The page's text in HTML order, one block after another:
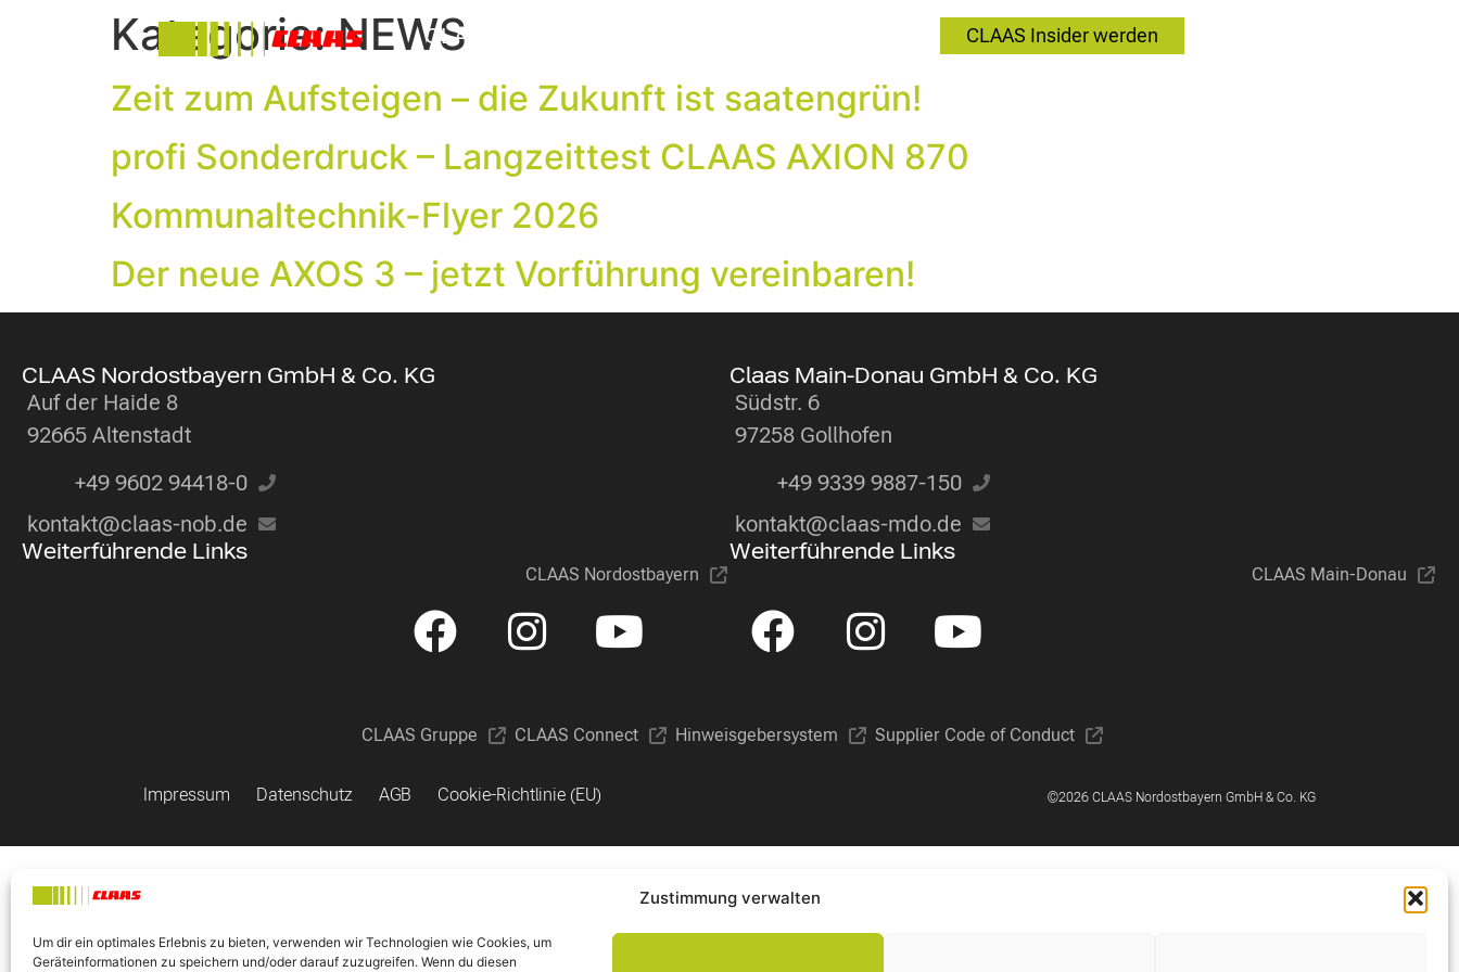
Zustimmung verwalten
Um dir ein optimales Erlebnis zu bieten, verwenden wir Technologien wie Cookies, um
Geräteinformationen zu speichern und/oder darauf zuzugreifen. Wenn du diesen
CLAAS Nordostbayern GmbH & Co. KG
Claas Main-Donau GmbH & Co. KG
CLAAS Insider werden
Kategorie:NEWS
Zeit zum Aufsteigen – die Zukunft ist saatengrün!
profi Sonderdruck – Langzeittest CLAAS AXION 870
Kommunaltechnik-Flyer 2026
Der neue AXOS 3 – jetzt Vorführung vereinbaren!
CLAAS Nordostbayern GmbH & Co. KG
Auf der Haide 8
92665 Altenstadt
+49 9602 94418-0
kontakt@claas-nob.de
Weiterführende Links
CLAAS Nordostbayern
Claas Main-Donau GmbH & Co. KG
Südstr. 6
97258 Gollhofen
+49 9339 9887-150
kontakt@claas-mdo.de
Weiterführende Links
CLAAS Main-Donau
CLAAS Gruppe CLAAS Connect Hinweisgebersystem Supplier Code of Conduct
Impressum Datenschutz AGB Cookie-Richtlinie (EU) ©2026 CLAAS Nordostbayern GmbH & Co. KG